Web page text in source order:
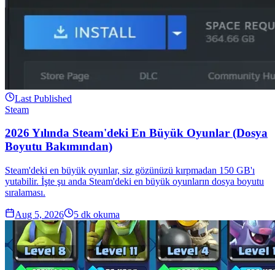
Last Published
Steam
2026 Yılında Steam'deki En Büyük Oyunlar (Dosya
Boyutu Bakımından)
Steam'deki en büyük oyunlar, siz gözünüzü kırpmadan 150 GB'ı
yutabilir. İşte şu anda Steam'deki en büyük oyunların dosya boyutu
sıralaması.
Aug 5, 2026 5 dk okuma